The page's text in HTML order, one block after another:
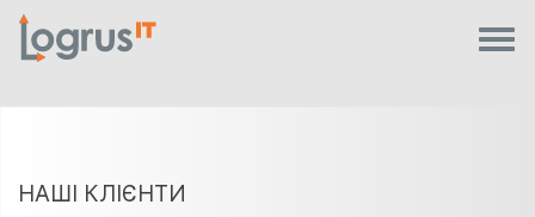
НАШІ КЛІЄНТИ